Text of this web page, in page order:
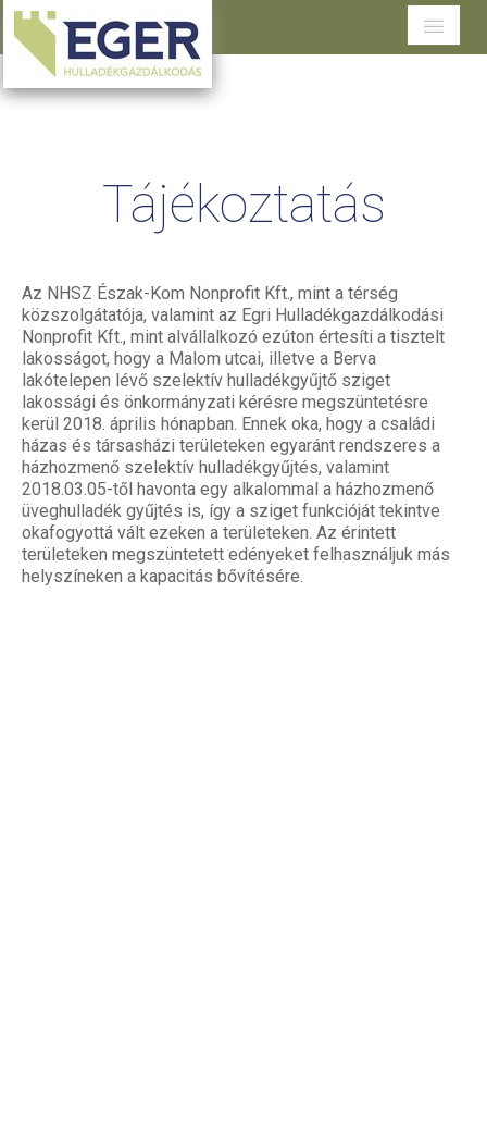
Szolgáltatások területenként
Ügyfélszolgálat
Tájékoztatás
Az NHSZ Észak-Kom Nonprofit Kft., mint a térség
közszolgátatója, valamint az Egri Hulladékgazdálkodási
Nonprofit Kft., mint alvállalkozó ezúton értesíti a tisztelt
lakosságot, hogy a Malom utcai, illetve a Berva
lakótelepen lévő szelektív hulladékgyűjtő sziget
lakossági és önkormányzati kérésre megszüntetésre
kerül 2018. április hónapban. Ennek oka, hogy a családi
házas és társasházi területeken egyaránt rendszeres a
házhozmenő szelektív hulladékgyűjtés, valamint
2018.03.05-től havonta egy alkalommal a házhozmenő
üveghulladék gyűjtés is, így a sziget funkcióját tekintve
okafogyottá vált ezeken a területeken. Az érintett
területeken megszüntetett edényeket felhasználjuk más
helyszíneken a kapacitás bővítésére.